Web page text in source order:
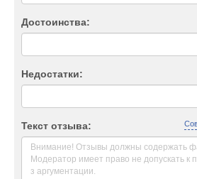
Достоинства:
Недостатки:
Текст отзыва: